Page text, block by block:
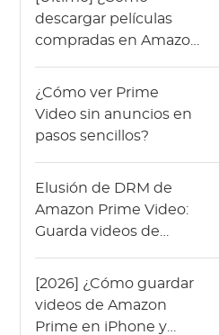
descargar películas
compradas en Amazon
¿Cómo ver Prime
Video sin anuncios en
pasos sencillos?
Elusión de DRM de
Amazon Prime Video:
Guarda videos de
[2026] ¿Cómo guardar
videos de Amazon
Prime en iPhone y